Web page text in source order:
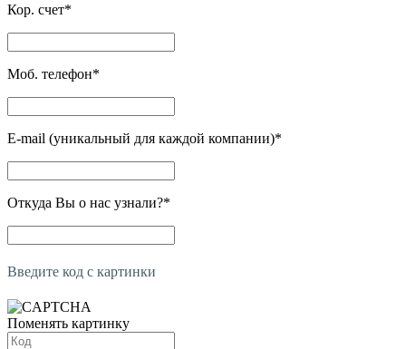
Кор. счет*
Моб. телефон*
E-mail (уникальный для каждой компании)*
Откуда Вы о нас узнали?*
Введите код с картинки
Поменять картинку